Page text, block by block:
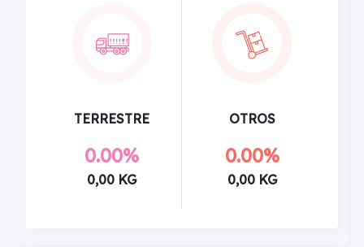
TERRESTRE
0.00%
0,00 KG
OTROS
0.00%
0,00 KG